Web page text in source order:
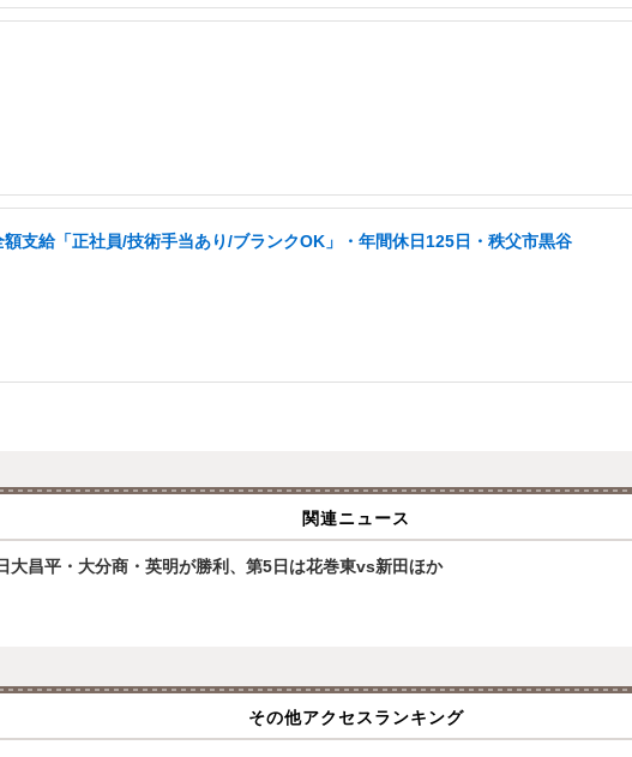
支給「正社員/技術手当あり/ブランクOK」・年間休日125日・秩父市黒谷
関連ニュース
大昌平・大分商・英明が勝利、第5日は花巻東vs新田ほか
その他アクセスランキング